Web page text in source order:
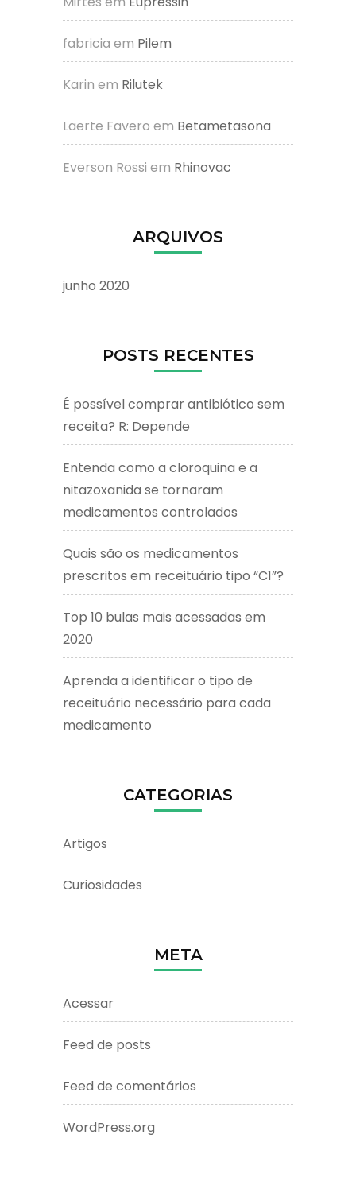
fabricia em Pilem
Karin em Rilutek
Laerte Favero em Betametasona
Everson Rossi em Rhinovac
ARQUIVOS
junho 2020
POSTS RECENTES
É possível comprar antibiótico sem
receita? R: Depende
Entenda como a cloroquina e a
nitazoxanida se tornaram
medicamentos controlados
Quais são os medicamentos
prescritos em receituário tipo “C1”?
Top 10 bulas mais acessadas em
2020
Aprenda a identificar o tipo de
receituário necessário para cada
medicamento
CATEGORIAS
Artigos
Curiosidades
META
Acessar
Feed de posts
Feed de comentários
WordPress.org